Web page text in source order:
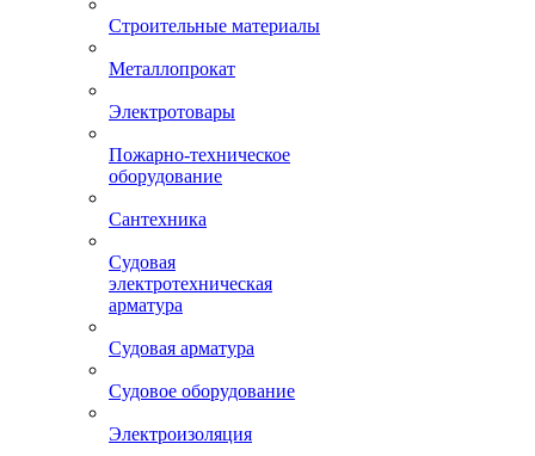
Строительные материалы
Металлопрокат
Электротовары
Пожарно-техническое
оборудование
Сантехника
Судовая
электротехническая
арматура
Судовая арматура
Судовое оборудование
Электроизоляция